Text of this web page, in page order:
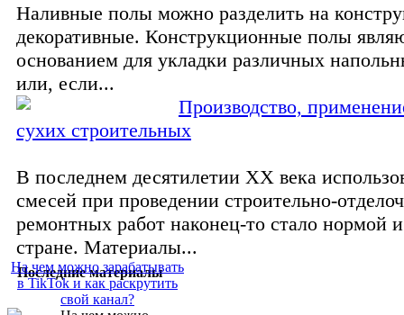
Наливные полы можно разделить на
декоративные. Конструкционные полы
основанием для укладки различных
или, если...
Производство,
сухих строительных
В последнем десятилетии XX века
смесей при проведении строительно-
ремонтных работ наконец-то стало нормой
стране. Материалы...
Последние материалы
На чем можно зарабатывать
в TikTok и как раскрутить
свой канал?